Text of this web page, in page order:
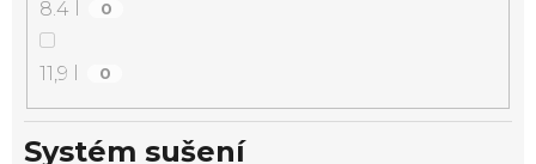
8.4 l 0
11,9 l 0
Systém sušení